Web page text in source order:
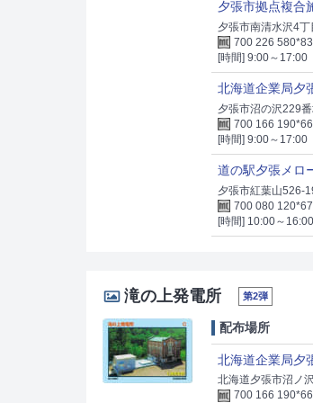
夕張市拠点複合
夕張市南清水沢4
700 226 580*83
[時間] 9:00～17:00
北海道企業局夕
夕張市沼の沢229
700 166 190*66
[時間] 9:00～17:00
道の駅夕張メロ
夕張市紅葉山526-
700 080 120*67
[時間] 10:00～16:00
滝の上発電所 第2弾
配布場所
北海道企業局夕
北海道夕張市沼ノ
700 166 190*66